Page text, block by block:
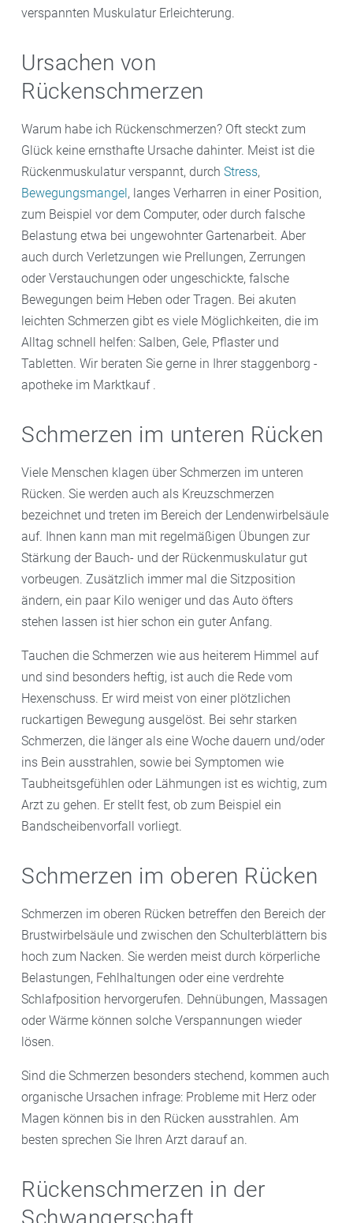
verspannten Muskulatur Erleichterung.
Ursachen von
Rückenschmerzen
Warum habe ich Rückenschmerzen? Oft steckt zum
Glück keine ernsthafte Ursache dahinter. Meist ist die
Rückenmuskulatur verspannt, durch Stress,
Bewegungsmangel, langes Verharren in einer Position,
zum Beispiel vor dem Computer, oder durch falsche
Belastung etwa bei ungewohnter Gartenarbeit. Aber
auch durch Verletzungen wie Prellungen, Zerrungen
oder Verstauchungen oder ungeschickte, falsche
Bewegungen beim Heben oder Tragen. Bei akuten
leichten Schmerzen gibt es viele Möglichkeiten, die im
Alltag schnell helfen: Salben, Gele, Pflaster und
Tabletten. Wir beraten Sie gerne in Ihrer staggenborg -
apotheke im Marktkauf .
Schmerzen im unteren Rücken
Viele Menschen klagen über Schmerzen im unteren
Rücken. Sie werden auch als Kreuzschmerzen
bezeichnet und treten im Bereich der Lendenwirbelsäule
auf. Ihnen kann man mit regelmäßigen Übungen zur
Stärkung der Bauch- und der Rückenmuskulatur gut
vorbeugen. Zusätzlich immer mal die Sitzposition
ändern, ein paar Kilo weniger und das Auto öfters
stehen lassen ist hier schon ein guter Anfang.
Tauchen die Schmerzen wie aus heiterem Himmel auf
und sind besonders heftig, ist auch die Rede vom
Hexenschuss. Er wird meist von einer plötzlichen
ruckartigen Bewegung ausgelöst. Bei sehr starken
Schmerzen, die länger als eine Woche dauern und/oder
ins Bein ausstrahlen, sowie bei Symptomen wie
Taubheitsgefühlen oder Lähmungen ist es wichtig, zum
Arzt zu gehen. Er stellt fest, ob zum Beispiel ein
Bandscheibenvorfall vorliegt.
Schmerzen im oberen Rücken
Schmerzen im oberen Rücken betreffen den Bereich der
Brustwirbelsäule und zwischen den Schulterblättern bis
hoch zum Nacken. Sie werden meist durch körperliche
Belastungen, Fehlhaltungen oder eine verdrehte
Schlafposition hervorgerufen. Dehnübungen, Massagen
oder Wärme können solche Verspannungen wieder
lösen.
Sind die Schmerzen besonders stechend, kommen auch
organische Ursachen infrage: Probleme mit Herz oder
Magen können bis in den Rücken ausstrahlen. Am
besten sprechen Sie Ihren Arzt darauf an.
Rückenschmerzen in der